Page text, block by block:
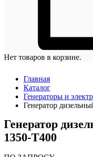
Нет товаров в корзине.
Главная
Каталог
Генераторы и
Генератор
Генератор
1350-Т400